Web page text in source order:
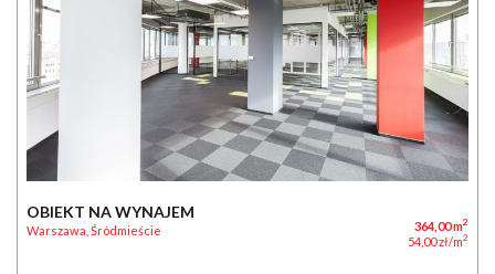
OBIEKT NA WYNAJEM
Warszawa, Śródmieście 364,00 m2
54,00 zł/m2